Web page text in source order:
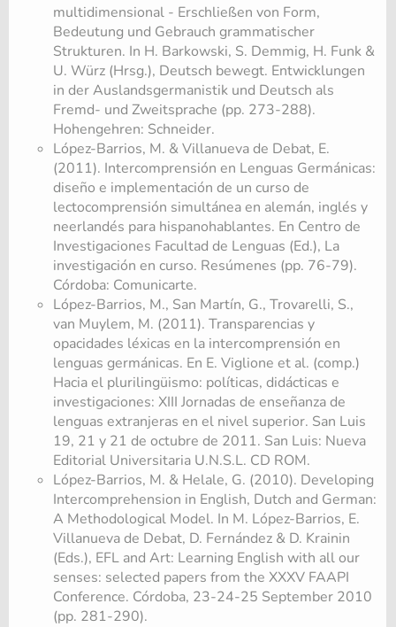
multidimensional - Erschließen von Form,
Bedeutung und Gebrauch grammatischer
Strukturen. In H. Barkowski, S. Demmig, H. Funk &
U. Würz (Hrsg.), Deutsch bewegt. Entwicklungen
in der Auslandsgermanistik und Deutsch als
Fremd- und Zweitsprache (pp. 273-288).
Hohengehren: Schneider.
López-Barrios, M. & Villanueva de Debat, E.
(2011). Intercomprensión en Lenguas Germánicas:
diseño e implementación de un curso de
lectocomprensión simultánea en alemán, inglés y
neerlandés para hispanohablantes. En Centro de
Investigaciones Facultad de Lenguas (Ed.), La
investigación en curso. Resúmenes (pp. 76-79).
Córdoba: Comunicarte.
López-Barrios, M., San Martín, G., Trovarelli, S.,
van Muylem, M. (2011). Transparencias y
opacidades léxicas en la intercomprensión en
lenguas germánicas. En E. Viglione et al. (comp.)
Hacia el plurilingüismo: políticas, didácticas e
investigaciones: XIII Jornadas de enseñanza de
lenguas extranjeras en el nivel superior. San Luis
19, 21 y 21 de octubre de 2011. San Luis: Nueva
Editorial Universitaria U.N.S.L. CD ROM.
López-Barrios, M. & Helale, G. (2010). Developing
Intercomprehension in English, Dutch and German:
A Methodological Model. In M. López-Barrios, E.
Villanueva de Debat, D. Fernández & D. Krainin
(Eds.), EFL and Art: Learning English with all our
senses: selected papers from the XXXV FAAPI
Conference. Córdoba, 23-24-25 September 2010
(pp. 281-290).